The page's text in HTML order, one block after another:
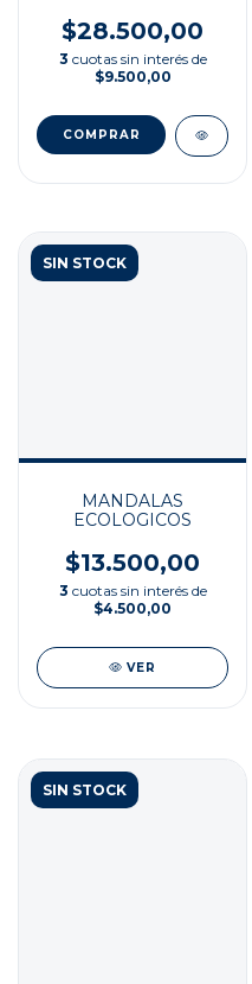
$28.500,00
3 cuotas sin interés de
$9.500,00
SIN STOCK
MANDALAS
ECOLOGICOS
$13.500,00
3 cuotas sin interés de
$4.500,00
VER
SIN STOCK